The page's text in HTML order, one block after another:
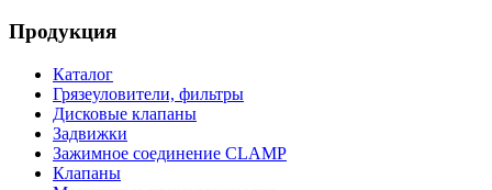
Продукция
Каталог
Грязеуловители, фильтры
Дисковые клапаны
Задвижки
Зажимное соединение CLAMP
Клапаны